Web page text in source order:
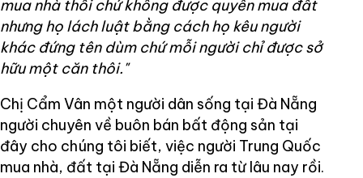
mua nhà thôi chứ không được quyền mua đất
nhưng họ lách luật bằng cách họ kêu người
khác đứng tên dùm chứ mỗi người chỉ được sở
hữu một căn thôi."
Chị Cẩm Vân một người dân sống tại Đà Nẵng
người chuyên về buôn bán bất động sản tại
đây cho chúng tôi biết, việc người Trung Quốc
mua nhà, đất tại Đà Nẵng diễn ra từ lâu nay rồi.